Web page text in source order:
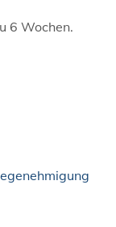
6 Wochen.